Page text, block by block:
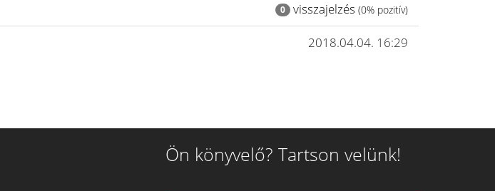
0 visszajelzés (0% pozitív)
2018.04.04. 16:29
Ön könyvelő? Tartson velünk!